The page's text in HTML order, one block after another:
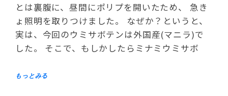
とは裏腹に、昼間にポリプを開いたため、 急き
ょ照明を取りつけました。 なぜか？というと、
実は、今回のウミサボテンは外国産(マニラ)で
した。 そこで、もしかしたらミナミウミサボ